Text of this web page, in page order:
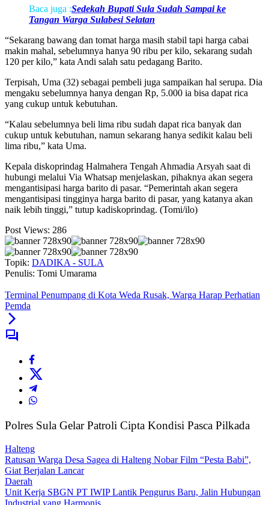
Baca juga :Sedekah Bupati Sula Sudah Sampai ke
Tangan Warga Sulabesi Selatan
“Sekarang bawang dan tomat harga masih stabil tapi harga cabai
makin mahal, sebelumnya hanya 90 ribu per kilo, sekarang sudah
120 per kilo,” kata Andi salah satu pedagang Barito.
Terpisah, Uma (32) sebagai pembeli juga sampaikan hal serupa. Dia
mengaku sebelumnya hanya dengan Rp, 5.000 ia bisa dapat rica
yang cukup untuk kebutuhan.
“Kalau sebelumnya beli lima ribu sudah dapat rica banyak dan
cukup untuk kebutuhan, namun sekarang hanya sedikit kalau beli
lima ribu,” kata Uma.
Kepala diskoprindag Halmahera Tengah Ahmadia Arsyah saat di
hubungi melalui Via Whatsap menjelaskan, pihaknya akan segera
mengantisipasi harga barito di pasar. “Pemerintah akan segera
mengantisipasi tingginya harga barito di pasar, yang katanya akan
naik lebih tinggi,” tutup kadiskoprindag. (Tomi/ilo)
Post Views: 286
Topik: DADIKA - SULA
Penulis: Tomi Umarama
Terminal Penumpang di Kota Weda Rusak, Warga Harap Perhatian
Pemda
Polres Sula Gelar Patroli Cipta Kondisi Pasca Pilkada
Halteng
Ratusan Warga Desa Sagea di Halteng Nobar Film “Pesta Babi”,
Giat Berjalan Lancar
Daerah
Unit Kerja SBGN PT IWIP Lantik Pengurus Baru, Jalin Hubungan
Industrial yang Harmonis